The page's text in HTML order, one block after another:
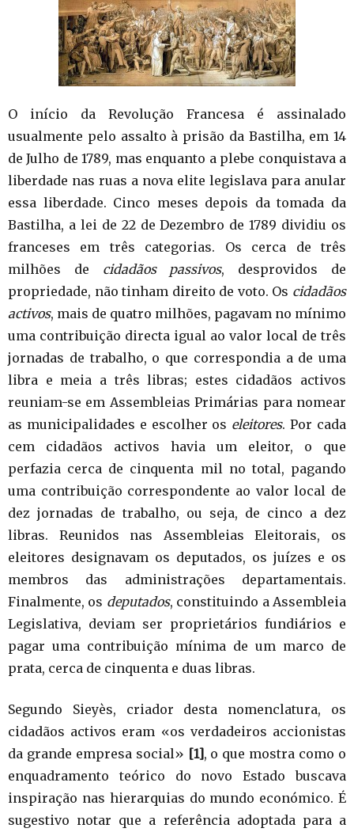
O início da Revolução Francesa é assinalado
usualmente pelo assalto à prisão da Bastilha, em 14
de Julho de 1789, mas enquanto a plebe conquistava a
liberdade nas ruas a nova elite legislava para anular
essa liberdade. Cinco meses depois da tomada da
Bastilha, a lei de 22 de Dezembro de 1789 dividiu os
franceses em três categorias. Os cerca de três
milhões de cidadãos passivos, desprovidos de
propriedade, não tinham direito de voto. Os cidadãos
activos, mais de quatro milhões, pagavam no mínimo
uma contribuição directa igual ao valor local de três
jornadas de trabalho, o que correspondia a de uma
libra e meia a três libras; estes cidadãos activos
reuniam-se em Assembleias Primárias para nomear
as municipalidades e escolher os eleitores. Por cada
cem cidadãos activos havia um eleitor, o que
perfazia cerca de cinquenta mil no total, pagando
uma contribuição correspondente ao valor local de
dez jornadas de trabalho, ou seja, de cinco a dez
libras. Reunidos nas Assembleias Eleitorais, os
eleitores designavam os deputados, os juízes e os
membros das administrações departamentais.
Finalmente, os deputados, constituindo a Assembleia
Legislativa, deviam ser proprietários fundiários e
pagar uma contribuição mínima de um marco de
prata, cerca de cinquenta e duas libras.
Segundo Sieyès, criador desta nomenclatura, os
cidadãos activos eram «os verdadeiros accionistas
da grande empresa social» [1], o que mostra como o
enquadramento teórico do novo Estado buscava
inspiração nas hierarquias do mundo económico. É
sugestivo notar que a referência adoptada para a